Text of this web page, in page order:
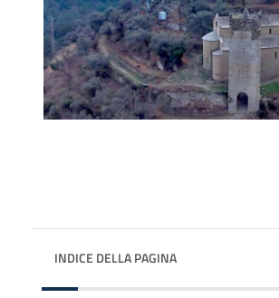
INDICE DELLA PAGINA